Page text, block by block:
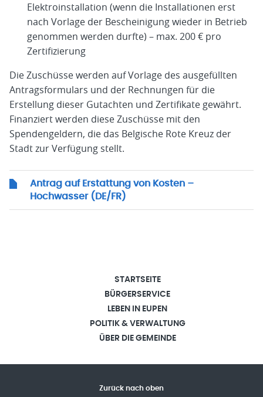
Elektroinstallation (wenn die Installationen erst
nach Vorlage der Bescheinigung wieder in Betrieb
genommen werden durfte) – max. 200 € pro
Zertifizierung
Die Zuschüsse werden auf Vorlage des ausgefüllten
Antragsformulars und der Rechnungen für die
Erstellung dieser Gutachten und Zertifikate gewährt.
Finanziert werden diese Zuschüsse mit den
Spendengeldern, die das Belgische Rote Kreuz der
Stadt zur Verfügung stellt.
Antrag auf Erstattung von Kosten –
Hochwasser (DE/FR)
STARTSEITE
BÜRGERSERVICE
LEBEN IN EUPEN
POLITIK & VERWALTUNG
ÜBER DIE GEMEINDE
Zurück nach oben